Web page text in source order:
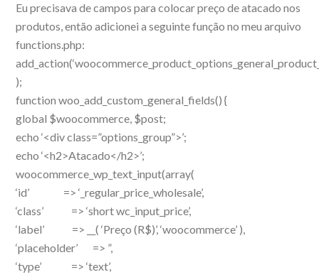
Eu precisava de campos para colocar preço de atacado nos
produtos, então adicionei a seguinte função no meu arquivo
functions.php:
);
function woo_add_custom_general_fields() {
global $woocommerce, $post;
echo ‘<div class=”options_group”>’;
echo ‘<h2>Atacado</h2>’;
woocommerce_wp_text_input(array(
‘id’ => ‘_regular_price_wholesale’,
‘class’ => ‘short wc_input_price’,
‘label’ => __( ‘Preço (R$)’, ‘woocommerce’ ),
‘placeholder’ => ”,
‘type’ => ‘text’,